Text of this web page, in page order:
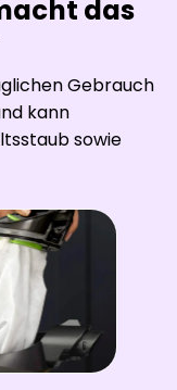
das
Gebrauch
kann
sowie